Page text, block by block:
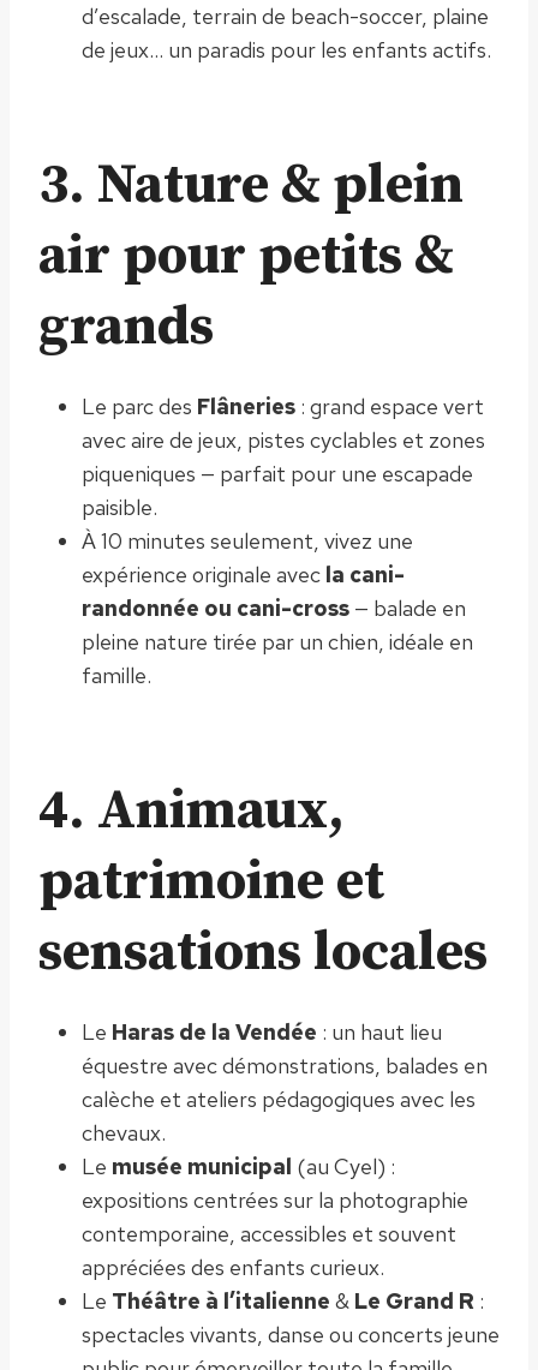
d’escalade, terrain de beach-soccer, plaine
de jeux… un paradis pour les enfants actifs.
3. Nature & plein
air pour petits &
grands
Le parc des Flâneries : grand espace vert
avec aire de jeux, pistes cyclables et zones
piqueniques — parfait pour une escapade
paisible.
À 10 minutes seulement, vivez une
expérience originale avec la cani-
randonnée ou cani-cross — balade en
pleine nature tirée par un chien, idéale en
famille.
4. Animaux,
patrimoine et
sensations locales
Le Haras de la Vendée : un haut lieu
équestre avec démonstrations, balades en
calèche et ateliers pédagogiques avec les
chevaux.
Le musée municipal (au Cyel) :
expositions centrées sur la photographie
contemporaine, accessibles et souvent
appréciées des enfants curieux.
Le Théâtre à l’italienne & Le Grand R :
spectacles vivants, danse ou concerts jeune